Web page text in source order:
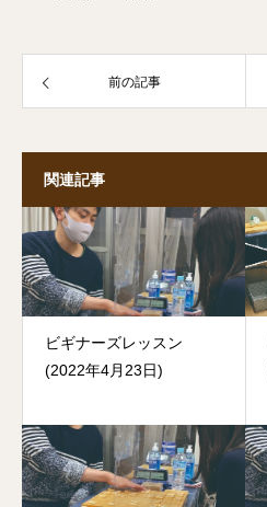
前の記事
関連記事
ビギナーズレッスン
(2022年4月23日)